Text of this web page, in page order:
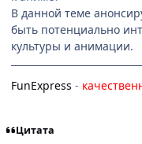
В данной теме
быть потенциально
культуры и анимации.
FunExpress -
Цитата